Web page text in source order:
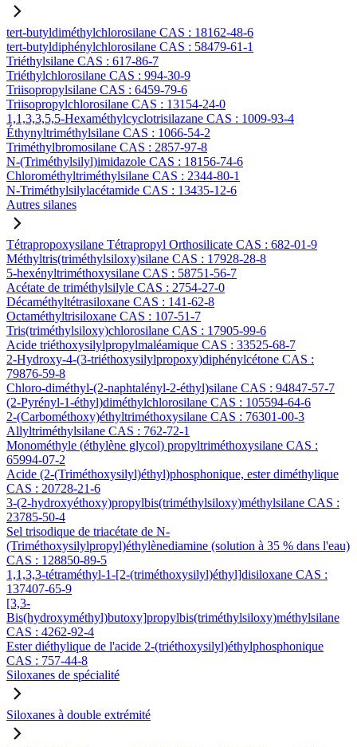
tert-butyldiméthylchlorosilane CAS : 18162-48-6
tert-butyldiphénylchlorosilane CAS : 58479-61-1
Triéthylsilane CAS : 617-86-7
Triéthylchlorosilane CAS : 994-30-9
Triisopropylsilane CAS : 6459-79-6
Triisopropylchlorosilane CAS : 13154-24-0
1,1,3,3,5,5-Hexaméthylcyclotrisilazane CAS : 1009-93-4
Éthynyltriméthylsilane CAS : 1066-54-2
Triméthylbromosilane CAS : 2857-97-8
N-(Triméthylsilyl)imidazole CAS : 18156-74-6
Chlorométhyltriméthylsilane CAS : 2344-80-1
N-Triméthylsilylacétamide CAS : 13435-12-6
Autres silanes
Tétrapropoxysilane Tétrapropyl Orthosilicate CAS : 682-01-9
Méthyltris(triméthylsiloxy)silane CAS : 17928-28-8
5-hexényltriméthoxysilane CAS : 58751-56-7
Acétate de triméthylsilyle CAS : 2754-27-0
Décaméthyltétrasiloxane CAS : 141-62-8
Octaméthyltrisiloxane CAS : 107-51-7
Tris(triméthylsiloxy)chlorosilane CAS : 17905-99-6
Acide triéthoxysilylpropylmaléamique CAS : 33525-68-7
2-Hydroxy-4-(3-triéthoxysilylpropoxy)diphénylcétone CAS :
79876-59-8
Chloro-diméthyl-(2-naphtalényl-2-éthyl)silane CAS : 94847-57-7
(2-Pyrényl-1-éthyl)diméthylchlorosilane CAS : 105594-64-6
2-(Carbométhoxy)éthyltriméthoxysilane CAS : 76301-00-3
Allyltriméthylsilane CAS : 762-72-1
Monométhyle (éthylène glycol) propyltriméthoxysilane CAS :
65994-07-2
Acide (2-(Triméthoxysilyl)éthyl)phosphonique, ester diméthylique
CAS : 20728-21-6
3-(2-hydroxyéthoxy)propylbis(triméthylsiloxy)méthylsilane CAS :
23785-50-4
Sel trisodique de triacétate de N-
(Triméthoxysilylpropyl)éthylènediamine (solution à 35 % dans l'eau)
CAS : 128850-89-5
1,1,3,3-tétraméthyl-1-[2-(triméthoxysilyl)éthyl]disiloxane CAS :
137407-65-9
[3,3-
Bis(hydroxyméthyl)butoxy]propylbis(triméthylsiloxy)méthylsilane
CAS : 4262-92-4
Ester diéthylique de l'acide 2-(triéthoxysilyl)éthylphosphonique
CAS : 757-44-8
Siloxanes de spécialité
Siloxanes à double extrémité